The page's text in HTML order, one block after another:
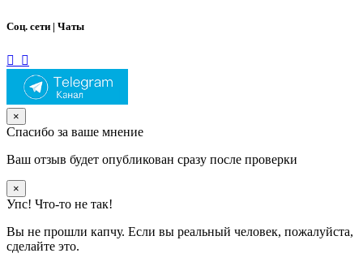
Соц. сети | Чаты
×
Спасибо за ваше мнение
Ваш отзыв будет опубликован сразу после проверки
×
Упс! Что-то не так!
Вы не прошли капчу. Если вы реальный человек, пожалуйста,
сделайте это.